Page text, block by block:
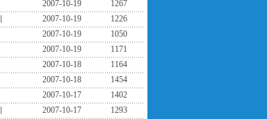
2007-10-19
1267
2007-10-19
1226
2007-10-19
1050
2007-10-19
1171
2007-10-18
1164
2007-10-18
1454
2007-10-17
1402
2007-10-17
1293